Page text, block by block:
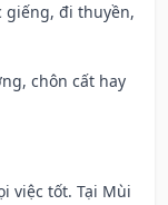
giếng, đi thuyền,
chôn cất hay
việc tốt. Tại Mùi